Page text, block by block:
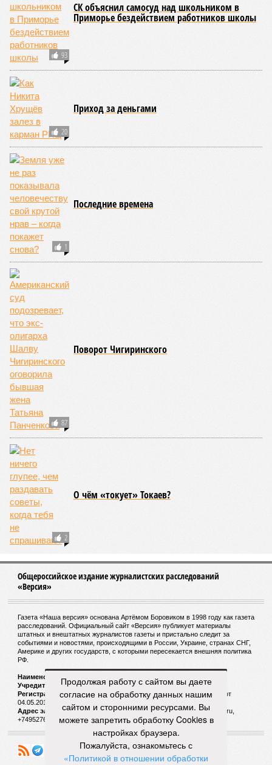
93
СК объяснил самосуд над школьником в
Приморье бездействием работников школы
20
Приход за деньгами
1
Последние времена
87
Поворот Чигиринского
2
О чём «токует» Токаев?
Общероссийское издание журналистских расследований
«Версия»
Газета «Наша версия» основана Артёмом Боровиком в 1998 году как газета
расследований. Официальный сайт «Версия» публикует материалы
штатных и внештатных журналистов газеты и пристально следит за
событиями и новостями, происходящими в России, Украине, странах СНГ,
Америке и других государств, с которыми пересекается внешняя политика
РФ.
Наименование:
Учредитель:
ООО «Версия»,Главный редактор:Горевой Р. Г.
Регистрационный номер Роскомнадзора:ЭЛ № ФС 77 - 72681 от
04.05.2018 г.
Адрес электронной почты и телефон редакции:versia@versia.ru,
+74952760348
Продолжая работу с сайтом вы даете
согласие на обработку данных нашим
сайтом и сторонними ресурсами. Вы
можете запретить обработку Cookies в
настройках браузера.
Пожалуйста, ознакомьтесь с
«Политикой в отношении обработки